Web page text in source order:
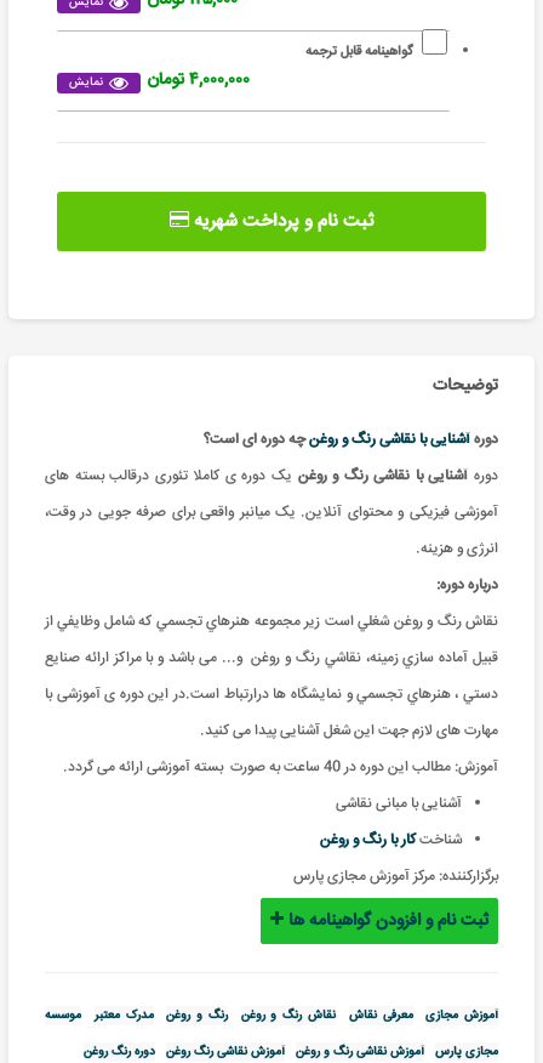
گواهینامه قابل ترجمه
نمایش ۴,۰۰۰,۰۰۰ تومان
ثبت نام و پرداخت شهریه
توضیحات
دورهآشنایی با نقاشی رنگ و روغنچه دوره ای است؟
دورهآشنایی با نقاشی رنگ و روغن یک دوره ی کاملا تئوری درقالب بسته های
آموزشی فیزیکی و محتوای آنلاین. یک میانبر واقعی برای صرفه جویی در وقت،
انرژی و هزینه.
درباره دوره:
نقاش رنگ و روغن شغلي است زير مجموعه هنرهاي تجسمي که شامل وظايفي از
قبيل آماده سازي زمينه، نقاشي رنگ و روغن و... می باشد و با مراکز ارائه صنايع
دستي ، هنرهاي تجسمي و نمايشگاه ها درارتباط است.در این دوره ی آموزشی با
مهارت های لازم جهت این شغل آشنایی پیدا می کنید.
آموزش: مطالب این دوره در 40 ساعت به صورت بسته آموزشی ارائه می گردد
.
آشنایی با مبانی نقاشی
شناختکار با رنگ و روغن
برگزارکننده: مرکز آموزش مجازی پارس
ثبت نام و افزودن گواهینامه ها
آموزش مجازی معرفی نقاش نقاش رنگ و روغن رنگ و روغن مدرک معتبر
موسسه
مجازی پارس آموزش نقاشی رنگ و روغن آموزش نقاشی رنگ روغن دوره رنگ روغن